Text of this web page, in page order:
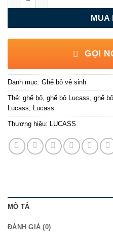
MUA
GỌI
Danh mục: Ghế bô vệ sinh
Thẻ: ghế bô ghế bô Lucass ghế
Lucass
Lucass
Thương hiệu: LUCASS
MÔ TẢ
ĐÁNH GIÁ (0)